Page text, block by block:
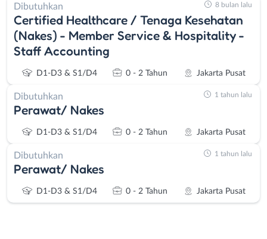
Dibutuhkan
Certified Healthcare / Tenaga Kesehatan
(Nakes) - Member Service & Hospitality -
Staff Accounting
D1-D3 & S1/D4 0 - 2 Tahun Jakarta Pusat
8 bulan lalu
Dibutuhkan
Perawat/ Nakes
D1-D3 & S1/D4 0 - 2 Tahun Jakarta Pusat
1 tahun lalu
Dibutuhkan
Perawat/ Nakes
D1-D3 & S1/D4 0 - 2 Tahun Jakarta Pusat
1 tahun lalu